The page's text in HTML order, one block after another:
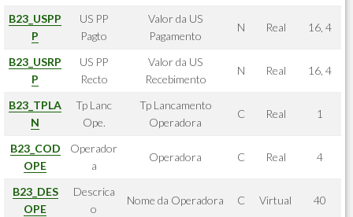
B23_USPP
P
US PP
Pagto
Valor da US
Pagamento
N Real 16, 4
B23_USRP
P
US PP
Recto
Valor da US
Recebimento
N Real 16, 4
B23_TPLA
N
Tp Lanc
Ope.
Tp Lancamento
Operadora
C Real 1
B23_COD
OPE
Operador
a
Operadora C Real 4
B23_DES
OPE
Descrica
o
Nome da Operadora C Virtual 40